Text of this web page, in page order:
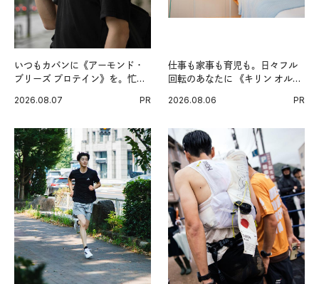
いつもカバンに《アーモンド・
ブリーズ プロテイン》を。忙し
グ習慣。
2026.08.07 PR
仕事も家事も育児も。日々フル
回転のあなたに 《キリン オルニ
2026.08.06 PR